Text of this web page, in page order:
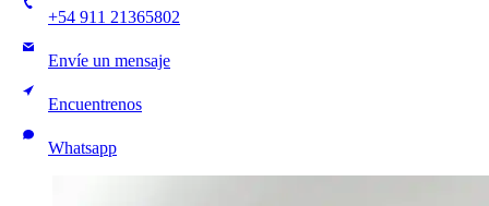
+54 911 21365802
Envíe un mensaje
Encuentrenos
Whatsapp